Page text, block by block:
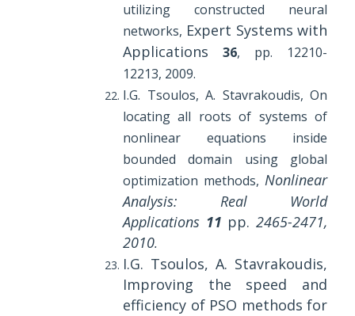
utilizing constructed neural
networks, Expert Systems with
Applications
36, pp. 12210-
12213, 2009.
I.G. Tsoulos, A. Stavrakoudis, On
locating all roots of systems of
nonlinear equations inside
bounded domain using global
optimization methods, Nonlinear
Analysis: Real World
Applications 11 pp.2465-2471,
2010.
I.G. Tsoulos, A. Stavrakoudis,
Improving the speed and
efficiency of PSO methods for